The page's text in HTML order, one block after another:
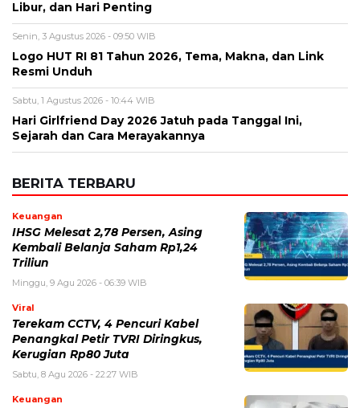
Libur, dan Hari Penting
Senin, 3 Agustus 2026 - 09:50 WIB
Logo HUT RI 81 Tahun 2026, Tema, Makna, dan Link
Resmi Unduh
Sabtu, 1 Agustus 2026 - 10:44 WIB
Hari Girlfriend Day 2026 Jatuh pada Tanggal Ini,
Sejarah dan Cara Merayakannya
BERITA TERBARU
Keuangan
IHSG Melesat 2,78 Persen, Asing
Kembali Belanja Saham Rp1,24
Triliun
Minggu, 9 Agu 2026 - 06:39 WIB
Viral
Terekam CCTV, 4 Pencuri Kabel
Penangkal Petir TVRI Diringkus,
Kerugian Rp80 Juta
Sabtu, 8 Agu 2026 - 22:27 WIB
Keuangan